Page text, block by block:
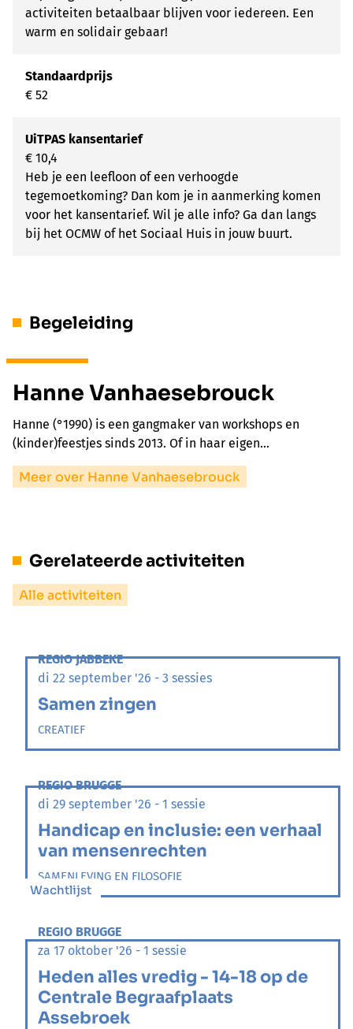
activiteiten betaalbaar blijven voor iedereen. Een
warm en solidair gebaar!
Standaardprijs
€ 52
UiTPAS kansentarief
€ 10,4
Heb je een leefloon of een verhoogde
tegemoetkoming? Dan kom je in aanmerking komen
voor het kansentarief. Wil je alle info? Ga dan langs
bij het OCMW of het Sociaal Huis in jouw buurt.
Begeleiding
Hanne Vanhaesebrouck
Hanne (°1990) is een gangmaker van workshops en
(kinder)feestjes sinds 2013. Of in haar eigen…
Meer over Hanne Vanhaesebrouck
Gerelateerde activiteiten
Alle activiteiten
REGIO JABBEKE
di 22 september '26 - 3 sessies
Samen zingen
CREATIEF
REGIO BRUGGE
di 29 september '26 - 1 sessie
Handicap en inclusie: een verhaal
van mensenrechten
SAMENLEVING EN FILOSOFIE
Wachtlijst
REGIO BRUGGE
za 17 oktober '26 - 1 sessie
Heden alles vredig - 14-18 op de
Centrale Begraafplaats
Assebroek